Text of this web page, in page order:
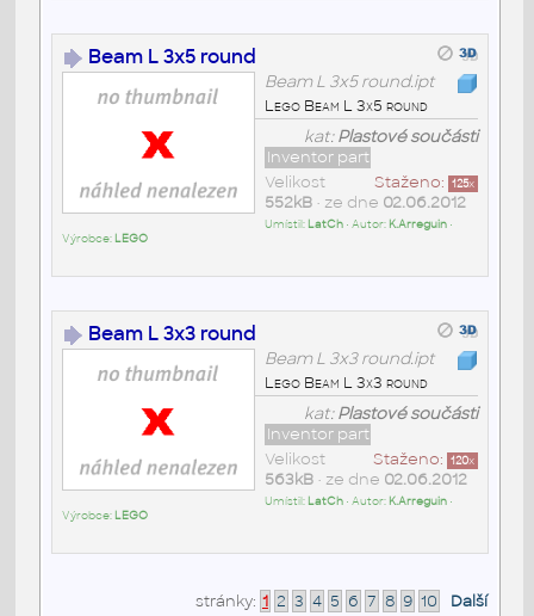
Beam L 3x5 round
Beam L 3x5 round.ipt
Lego Beam L 3x5 round
kat:Plastové součásti
Inventor part
Staženo: 125x
Velikost
552kB• ze dne 02.06.2012
Umístil: LatCh• Autor: K.Arreguin•
Výrobce: LEGO
Beam L 3x3 round
Beam L 3x3 round.ipt
Lego Beam L 3x3 round
kat:Plastové součásti
Inventor part
Staženo: 120x
Velikost
563kB• ze dne 02.06.2012
Umístil: LatCh• Autor: K.Arreguin•
Výrobce: LEGO
stránky: 1 2 3 4 5 6 7 8 9 10 Další